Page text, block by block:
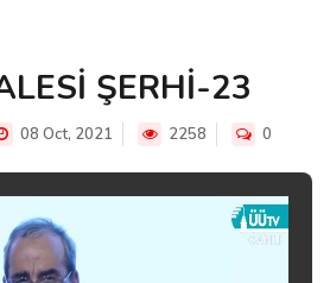
ŞERHİ-23
08 Oct, 2021 2258 0